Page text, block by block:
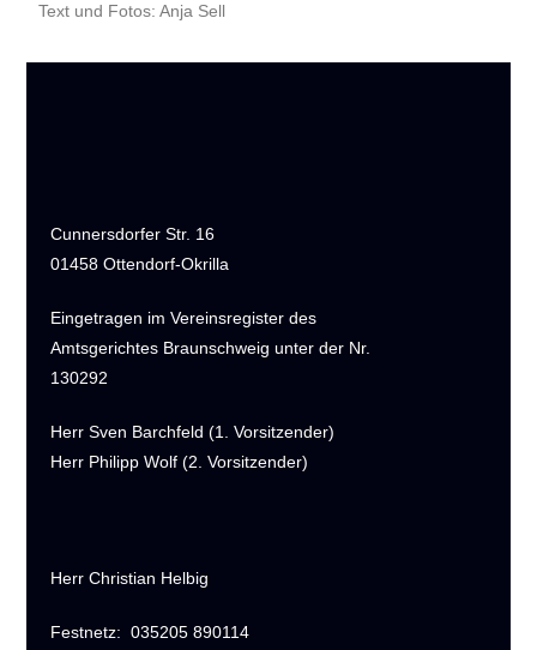
Text und Fotos: Anja Sell
Cunnersdorfer Str. 16
01458 Ottendorf-Okrilla
Eingetragen im Vereinsregister des
Amtsgerichtes Braunschweig unter der Nr.
130292
Herr Sven Barchfeld (1. Vorsitzender)
Herr Philipp Wolf (2. Vorsitzender)
Herr Christian Helbig
Festnetz:035205 890114